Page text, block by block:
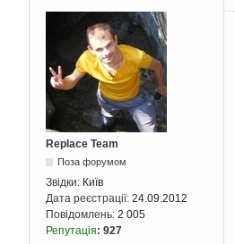
Replace Team
Поза форумом
Звідки: Київ
Дата реєстрації: 24.09.2012
Повідомлень: 2 005
Репутація: 927